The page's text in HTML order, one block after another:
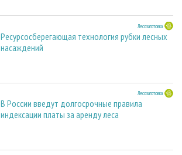
Лесозаготовка
Ресурсосберегающая технология рубки лесных
насаждений
Лесозаготовка
В России введут долгосрочные правила
индексации платы за аренду леса